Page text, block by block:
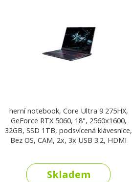
herní notebook, Core Ultra 9 275HX,
GeForce RTX 5060, 18", 2560x1600,
32GB, SSD 1TB, podsvícená klávesnice,
Bez OS, CAM, 2x, 3x USB 3.2, HDMI
Skladem